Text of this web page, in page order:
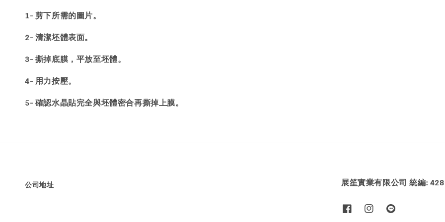
1- 剪下所需的圖片。
2- 清潔坯體表面。
3- 撕掉底膜，平放至坯體。
4- 用力按壓。
5- 確認水晶貼完全與坯體密合再撕掉上膜。
公司地址 展笙實業有限公司 統編: